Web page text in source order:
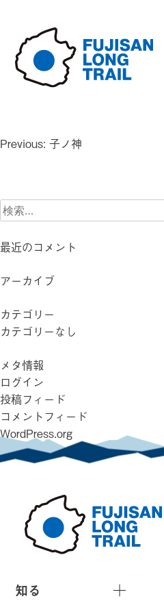
content
投
ゲ
シ
ン
Previous: 子ノ神
検
索:
最近のコメント
アーカイブ
カテゴリー
カテゴリーなし
メタ情報
ログイン
投稿フィード
コメントフィード
WordPress.org
知る